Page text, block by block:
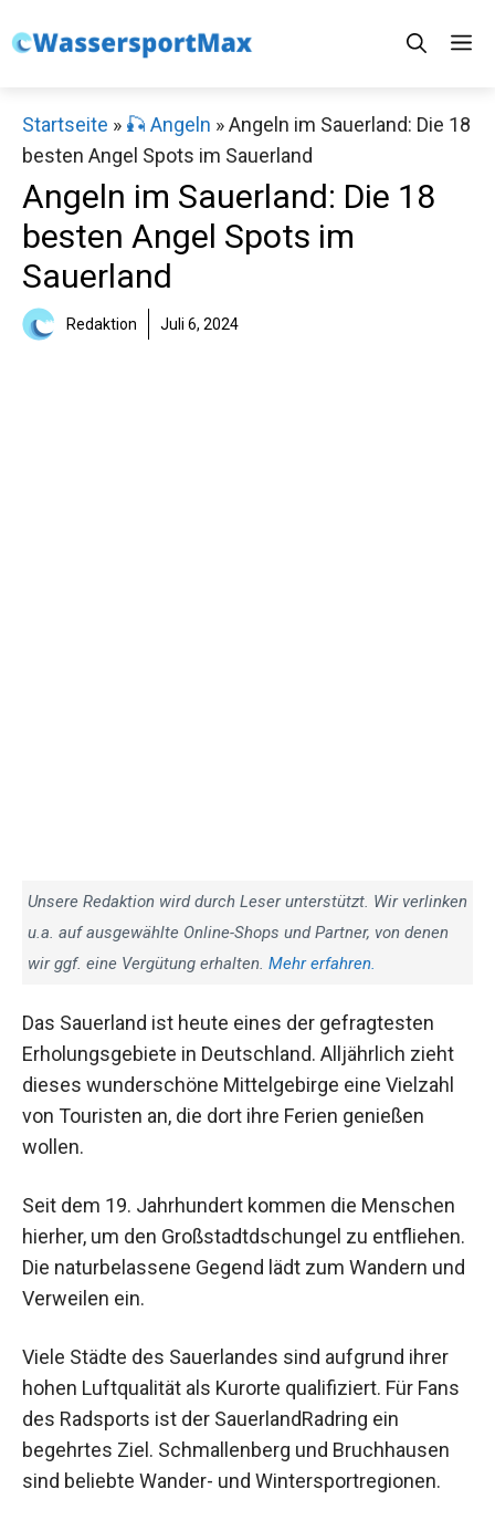
Inhalt
Startseite » 🎣 Angeln »Angeln im Sauerland: Die 18
besten Angel Spots im Sauerland
Angeln im Sauerland: Die 18
besten Angel Spots im
Sauerland
Redaktion Juli 6, 2024
Unsere Redaktion wird durch Leser unterstützt. Wir verlinken
u.a. auf ausgewählte Online-Shops und Partner, von denen
wir ggf. eine Vergütung erhalten. Mehr erfahren.
Das Sauerland ist heute eines der gefragtesten
Erholungsgebiete in Deutschland. Alljährlich zieht
dieses wunderschöne Mittelgebirge eine Vielzahl
von Touristen an, die dort ihre Ferien genießen
wollen.
Seit dem 19. Jahrhundert kommen die Menschen
hierher, um den Großstadtdschungel zu entfliehen.
Die naturbelassene Gegend lädt zum Wandern und
Verweilen ein.
Viele Städte des Sauerlandes sind aufgrund ihrer
hohen Luftqualität als Kurorte qualifiziert. Für Fans
des Radsports ist der SauerlandRadring ein
begehrtes Ziel. Schmallenberg und Bruchhausen
sind beliebte Wander- und Wintersportregionen.